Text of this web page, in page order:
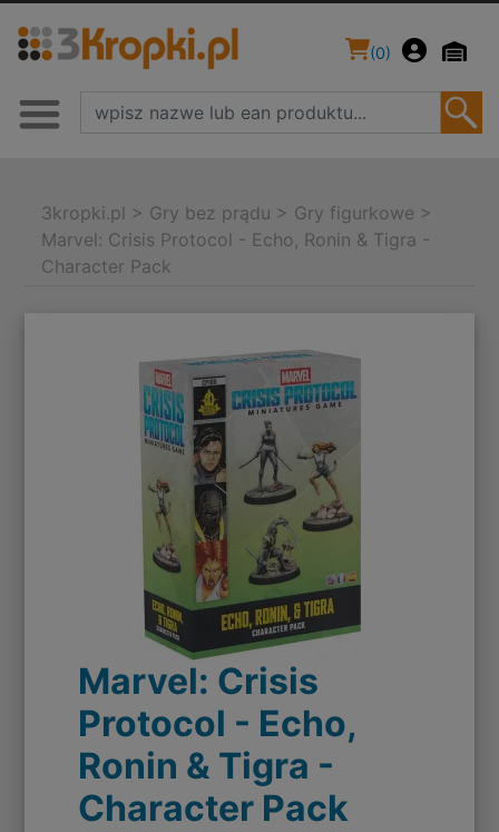
(0)
3kropki.pl > Gry bez prądu > Gry figurkowe >
Marvel: Crisis Protocol - Echo, Ronin & Tigra -
Character Pack
Marvel: Crisis
Protocol - Echo,
Ronin & Tigra -
Character Pack